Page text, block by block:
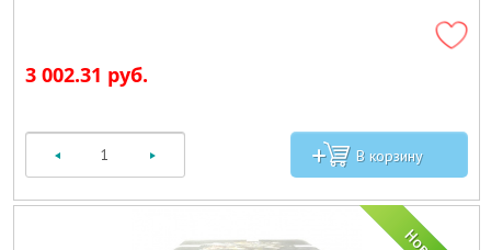
3 002.31 руб.